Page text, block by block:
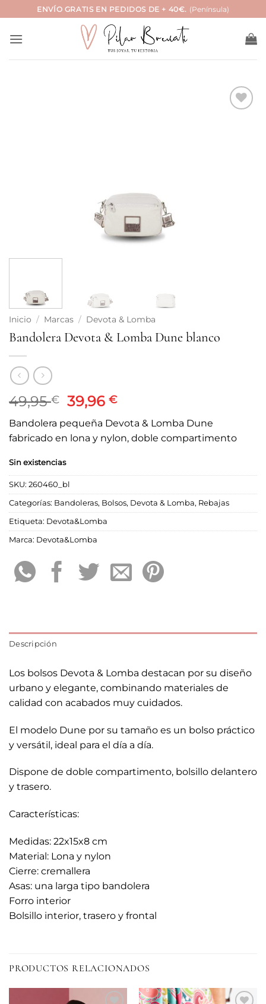
al
contenido
ENVÍO GRATIS EN PEDIDOS DE + 40€. (Península)
Inicio / Marcas / Devota & Lomba
Bandolera Devota & Lomba Dune blanco
49,95€ El
precio
original
era:
39,96€El
precio
actual
es:
Bandolera pequeña Devota & Lomba Dune
fabricado en lona y nylon, doble compartimento
Sin existencias
SKU: 260460_bl
Categorías: Bandoleras, Bolsos, Devota & Lomba, Rebajas
Etiqueta: Devota&Lomba
Marca: Devota&Lomba
Descripción
Los bolsos Devota & Lomba destacan por su diseño
urbano y elegante, combinando materiales de
calidad con acabados muy cuidados.
El modelo Dune por su tamaño es un bolso práctico
y versátil, ideal para el día a día.
Dispone de doble compartimento, bolsillo delantero
y trasero.
Características:
Medidas: 22x15x8 cm
Material: Lona y nylon
Cierre: cremallera
Asas: una larga tipo bandolera
Forro interior
Bolsillo interior, trasero y frontal
PRODUCTOS RELACIONADOS